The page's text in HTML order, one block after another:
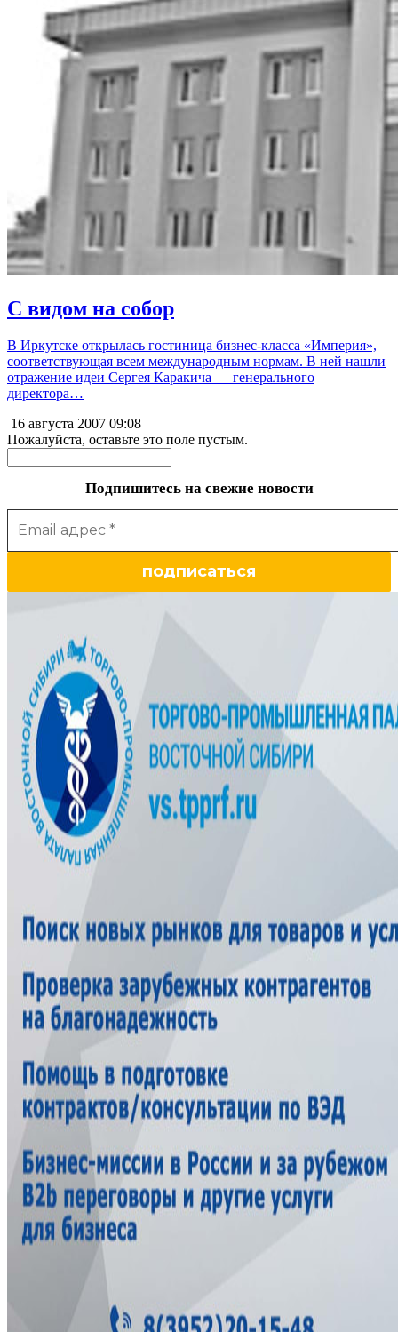
С видом на собор
В Иркутске открылась гостиница бизнес-класса «Империя»,
соответствующая всем международным нормам. В ней нашли
отражение идеи Сергея Каракича — генерального
директора…
16 августа 2007 09:08
Пожалуйста, оставьте это поле пустым.
Подпишитесь на свежие новости